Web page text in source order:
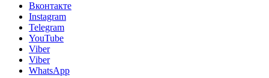
Вконтакте
Instagram
Telegram
YouTube
Viber
Viber
WhatsApp